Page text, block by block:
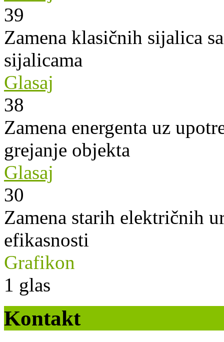
39
Zamena klasičnih sijalica
sijalicama
Glasaj
38
Zamena energenta uz
grejanje objekta
Glasaj
30
Zamena starih električnih
efikasnosti
Grafikon
1 glas
Kontakt